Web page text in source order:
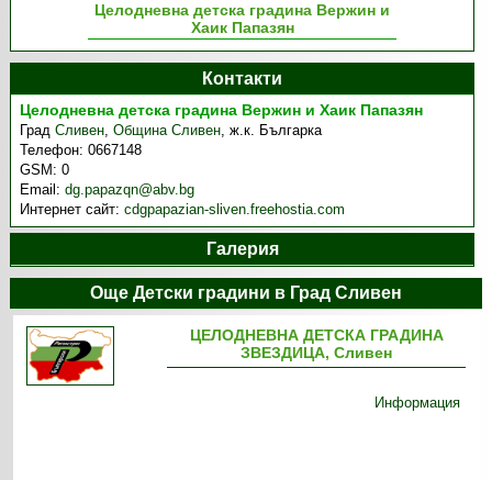
Целодневна детска градина Вержин и
Хаик Папазян
Контакти
Целодневна детска градина Вержин и Хаик Папазян
ГрадСливен,Община Сливен,ж.к. Българка
Телефон:0667148
GSM:0
Email:dg.papazqn@abv.bg
Интернет сайт:cdgpapazian-sliven.freehostia.com
Галерия
Още Детски градини в Град Сливен
ЦЕЛОДНЕВНА ДЕТСКА ГРАДИНА
ЗВЕЗДИЦА, Сливен
Информация